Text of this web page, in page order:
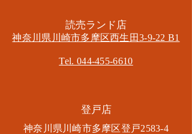
​読売ランド店
神奈川県川崎市多摩区​西生田3-9-22 B1
Tel. 044-455-6610
​登戸店
神奈川県川崎市多摩区​登戸2583-4